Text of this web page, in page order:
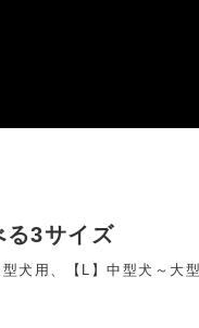
る3サイズ
犬用、【L】中型犬～大